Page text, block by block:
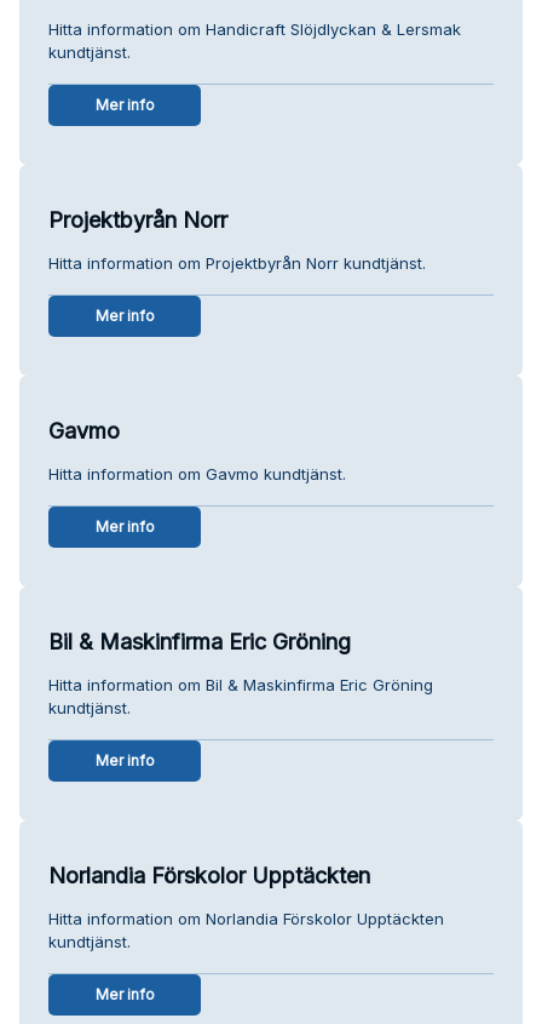
Hitta information om Handicraft Slöjdlyckan & Lersmak
kundtjänst.
Mer info
Projektbyrån Norr
Hitta information om Projektbyrån Norr kundtjänst.
Mer info
Gavmo
Hitta information om Gavmo kundtjänst.
Mer info
Bil & Maskinfirma Eric Gröning
Hitta information om Bil & Maskinfirma Eric Gröning
kundtjänst.
Mer info
Norlandia Förskolor Upptäckten
Hitta information om Norlandia Förskolor Upptäckten
kundtjänst.
Mer info